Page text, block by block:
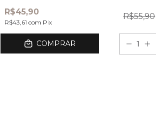
R$45,90
R$43,61com Pix
COMPRAR
R$55,90